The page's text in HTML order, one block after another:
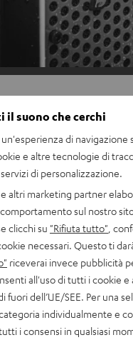
il suono che cerchi
di navigazione
e altre tecnologie di
di personalizzazione.
altri marketing partner
sul nostro
clicchi su "Rifiuta tutto" ,
necessari. Questo ti
riceverai invece pubblicità
all'uso di tutti i cookie
fuori dell’UE/SEE. Per una
individualmente e
i consensi in qualsiasi